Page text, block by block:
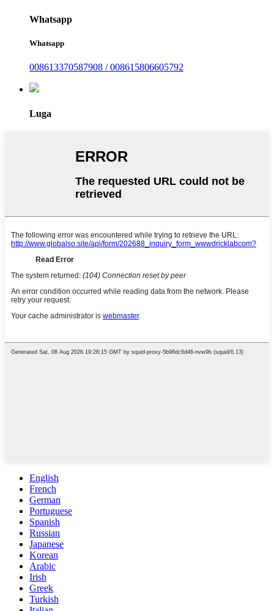
Whatsapp
Whatsapp
008613370587908 / 008615806605792
Luga
English
French
German
Portuguese
Spanish
Russian
Japanese
Korean
Arabic
Irish
Greek
Turkish